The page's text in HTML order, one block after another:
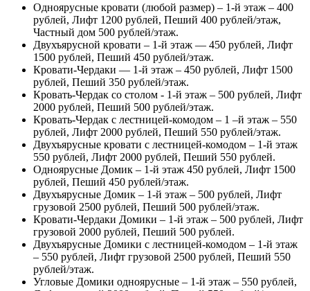
Одноярусные кровати (любой размер) – 1-й этаж – 400
рублей, Лифт 1200 рублей, Пеший 400 рублей/этаж,
Частный дом 500 рублей/этаж.
Двухъярусной кровати – 1-й этаж — 450 рублей, Лифт
1500 рублей, Пеший 450 рублей/этаж.
Кровати-Чердаки — 1-й этаж – 450 рублей, Лифт 1500
рублей, Пеший 350 рублей/этаж.
Кровать-Чердак со столом - 1-й этаж – 500 рублей, Лифт
2000 рублей, Пеший 500 рублей/этаж.
Кровать-Чердак с лестницей-комодом – 1 –й этаж – 550
рублей, Лифт 2000 рублей, Пеший 550 рублей/этаж.
Двухъярусные кровати с лестницей-комодом – 1-й этаж
550 рублей, Лифт 2000 рублей, Пеший 550 рублей.
Одноярусные Домик – 1-й этаж 450 рублей, Лифт 1500
рублей, Пеший 450 рублей/этаж.
Двухъярусные Домик – 1-й этаж – 500 рублей, Лифт
грузовой 2500 рублей, Пеший 500 рублей/этаж.
Кровати-Чердаки Домики – 1-й этаж – 500 рублей, Лифт
грузовой 2000 рублей, Пеший 500 рублей.
Двухъярусные Домики с лестницей-комодом – 1-й этаж
– 550 рублей, Лифт грузовой 2500 рублей, Пеший 550
рублей/этаж.
Угловые Домики одноярусные – 1-й этаж – 550 рублей,